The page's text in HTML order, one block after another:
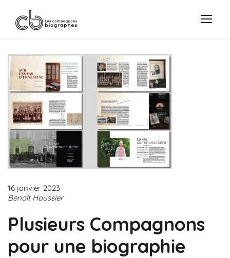
16 janvier 2023
Benoît Houssier
Plusieurs Compagnons
pour une biographie